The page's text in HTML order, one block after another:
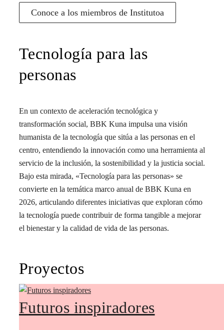
Conoce a los miembros de Institutoa
Tecnología para las
personas
En un contexto de aceleración tecnológica y
transformación social, BBK Kuna impulsa una visión
humanista de la tecnología que sitúa a las personas en el
centro, entendiendo la innovación como una herramienta al
servicio de la inclusión, la sostenibilidad y la justicia social.
Bajo esta mirada, «Tecnología para las personas» se
convierte en la temática marco anual de BBK Kuna en
2026, articulando diferentes iniciativas que exploran cómo
la tecnología puede contribuir de forma tangible a mejorar
el bienestar y la calidad de vida de las personas.
Proyectos
Futuros inspiradores